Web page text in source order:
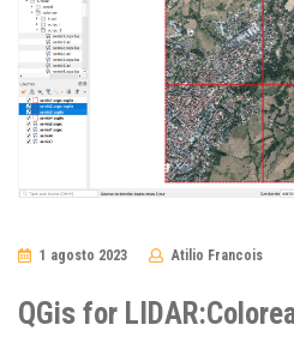
1 agosto 2023 Atilio Francois
QGis for